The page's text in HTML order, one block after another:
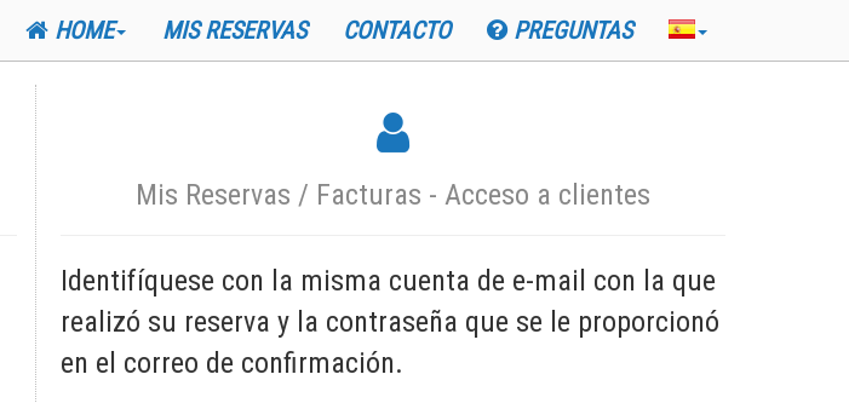
HOME MIS RESERVAS CONTACTO PREGUNTAS
Mis Reservas / Facturas - Acceso a clientes
Identifíquese con la misma cuenta de e-mail con la que
realizó su reserva y la contraseña que se le proporcionó
en el correo de confirmación.